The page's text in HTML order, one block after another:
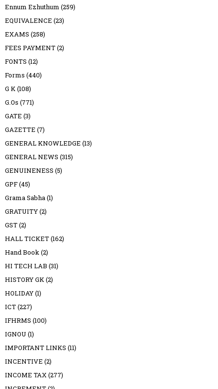
Ennum Ezhuthum (259)
EQUIVALENCE (23)
EXAMS (258)
FEES PAYMENT(2)
FONTS (12)
Forms (440)
G K(108)
G.Os (771)
GATE (3)
GAZETTE (7)
GENERAL KNOWLEDGE (13)
GENERAL NEWS (315)
GENUINENESS (5)
GPF(45)
Grama Sabha(1)
GRATUITY(2)
GST(2)
HALL TICKET(162)
Hand Book(2)
HI TECH LAB (31)
HISTORY GK(2)
HOLIDAY(1)
ICT(227)
IFHRMS (100)
IGNOU (1)
IMPORTANT LINKS (11)
INCENTIVE (2)
INCOME TAX(277)